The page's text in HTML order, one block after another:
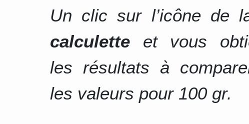
Un clic sur l’icône de
calculette et vous
les résultats à
les valeurs pour 100 gr.